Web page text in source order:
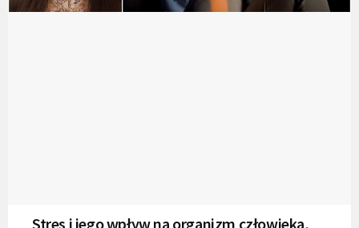
Stres i jego wpływ na organizm człowieka,